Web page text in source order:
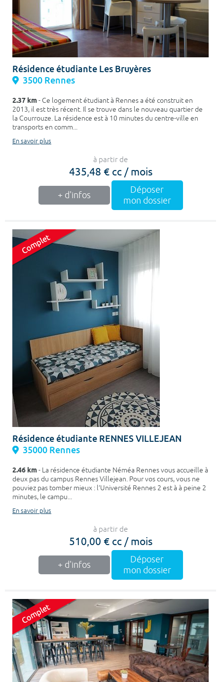
Résidence étudiante Les Bruyères
3500 Rennes
2.37 km- Ce logement étudiant à Rennes a été construit en
2013, il est très récent. Il se trouve dans le nouveau quartier de
la Courrouze. La résidence est à 10 minutes du centre-ville en
transports en comm...
En savoir plus
à partir de
435,48 € cc / mois
+ d'infos
Déposer
mon dossier
Résidence étudiante RENNES VILLEJEAN
35000 Rennes
2.46 km- La résidence étudiante Néméa Rennes vous accueille à
deux pas du campus Rennes Villejean. Pour vos cours, vous ne
pouviez pas tomber mieux : l’Université Rennes 2 est à à peine 2
minutes, le campu...
En savoir plus
à partir de
510,00 € cc / mois
+ d'infos
Déposer
mon dossier